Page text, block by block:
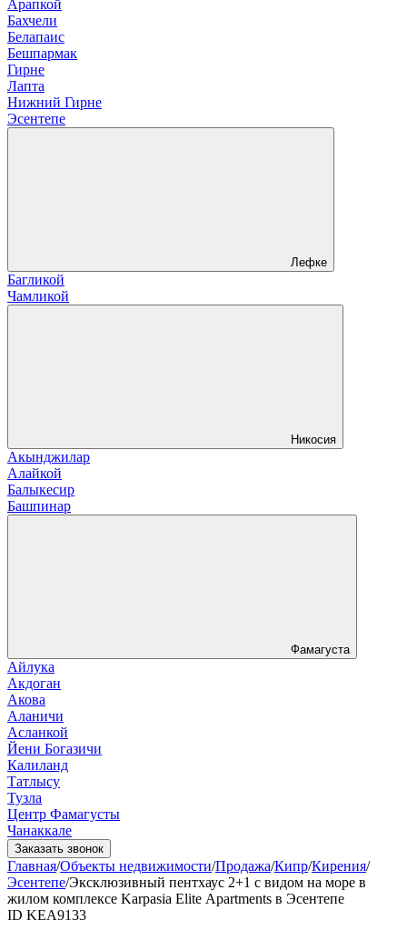
Арапкой
Бахчели
Белапаис
Бешпармак
Гирне
Лапта
Нижний Гирне
Эсентепе
Лефке
Багликой
Чамликой
Никосия
Акынджилар
Алайкой
Балыкесир
Башпинар
Фамагуста
Айлука
Акдоган
Акова
Аланичи
Асланкой
Йени Богазичи
Калиланд
Татлысу
Тузла
Центр Фамагусты
Чанаккале
Заказать звонок
Главная/Объекты недвижимости/Продажа/Кипр/Кирения/
Эсентепе/Эксклюзивный пентхаус 2+1 c видом на море в
жилом комплексе Kаrраsia Elitе Apartments в Эсентепе
ID KEA9133